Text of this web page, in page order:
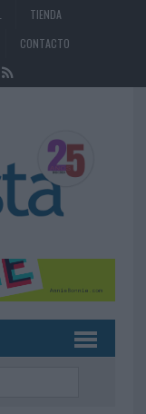
TIENDA
CONTACTO